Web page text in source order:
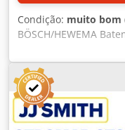
Condição: muito bom
BÖSCH/HEWEMA
serras circulares de
realizados cortes em
corte, ambos os
síncrona. Os cortes
frontal quanto na
disco de escala.